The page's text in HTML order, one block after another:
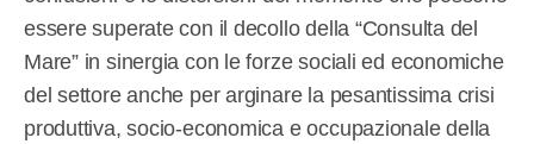
essere superate con il decollo della “Consulta del
Mare” in sinergia con le forze sociali ed economiche
del settore anche per arginare la pesantissima crisi
produttiva, socio-economica e occupazionale della